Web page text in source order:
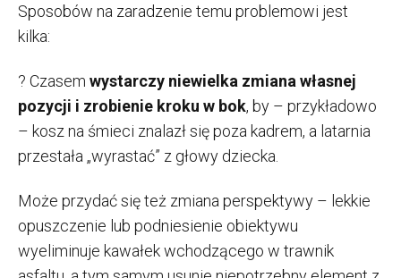
Sposobów na zaradzenie temu problemowi jest
kilka:
? Czasem wystarczy niewielka zmiana własnej
pozycji i zrobienie kroku w bok, by – przykładowo
– kosz na śmieci znalazł się poza kadrem, a latarnia
przestała „wyrastać” z głowy dziecka.
Może przydać się też zmiana perspektywy – lekkie
opuszczenie lub podniesienie obiektywu
wyeliminuje kawałek wchodzącego w trawnik